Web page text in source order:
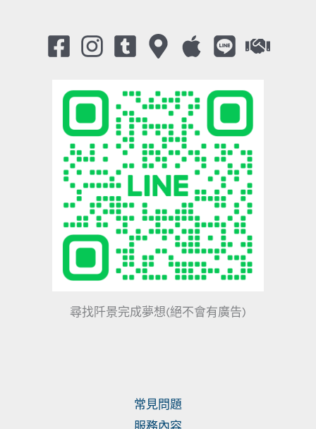
尋找阡景完成夢想(絕不會有廣告)
常見問題